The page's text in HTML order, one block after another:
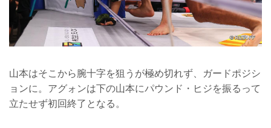
山本はそこから腕十字を狙うが極め切れず、ガードポジシ
ョンに。アグォンは下の山本にパウンド・ヒジを振るって
立たせず初回終了となる。